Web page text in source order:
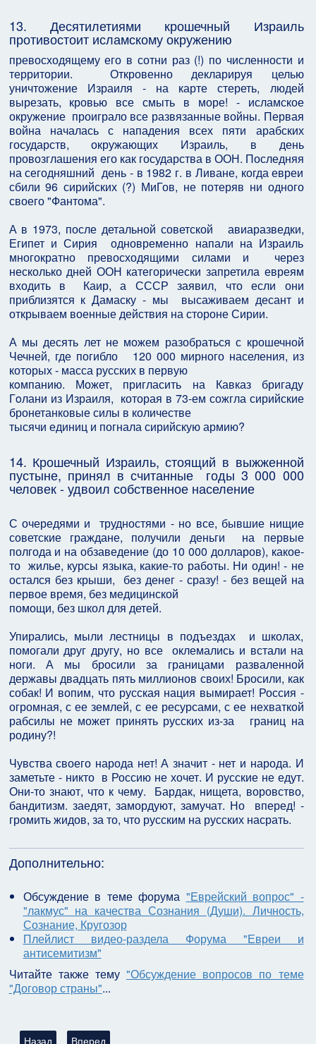
13. Десятилетиями крошечный Израиль
противостоит исламскому окружению
превосходящему его в сотни раз (!) по численности и
территории. Откровенно декларируя целью
уничтожение Израиля - на карте стереть, людей
вырезать, кровью все смыть в море! - исламское
окружение проиграло все развязанные войны. Первая
война началась с нападения всех пяти арабских
государств, окружающих Израиль, в день
провозглашения его как государства в ООН. Последняя
на сегодняшний день - в 1982 г. в Ливане, когда евреи
сбили 96 сирийских (?) МиГов, не потеряв ни одного
своего "Фантома".
А в 1973, после детальной советской авиаразведки,
Египет и Сирия одновременно напали на Израиль
многократно превосходящими силами и через
несколько дней ООН категорически запретила евреям
входить в Каир, а СССР заявил, что если они
приблизятся к Дамаску - мы высаживаем десант и
открываем военные действия на стороне Сирии.
А мы десять лет не можем разобраться с крошечной
Чечней, где погибло 120 000 мирного населения, из
которых - масса русских в первую
кoмпанию. Может, пригласить на Кавказ бригаду
Гoлани из Израиля, которая в 73-ем сожгла сирийские
бронетанковые силы в количестве
тысячи единиц и погнала сирийскую армию?
14. Крошечный Израиль, стоящий в выжженной
пустыне, принял в считанные годы 3 000 000
человек - удвоил собственное население
С очередями и трудностями - но все, бывшие нищие
советские граждане, получили деньги на первые
полгода и на обзаведение (до 10 000 долларов), какое-
то жилье, курсы языка, какие-то работы. Ни один! - не
остался без крыши, без денег - сразу! - без вещей на
первое время, без медицинской
помощи, без школ для детей.
Упирались, мыли лестницы в подъездах и школах,
помогали друг другу, но все оклемались и встали на
ноги. А мы бросили за границами разваленной
державы двадцать пять миллионов своих! Бросили, как
собак! И вопим, что русская нация вымирает! Россия -
огромная, с ее землей, с ее ресурсами, с ее нехваткой
рабсилы не может принять русских из-за границ на
родину?!
Чувства своего народа нет! А значит - нет и народа. И
заметьте - никто в Россию не хочет. И русские не едут.
Они-то знают, что к чему. Бардак, нищета, воровство,
бандитизм. заедят, замордуют, замучат. Но вперед! -
громить жидов, за то, что русским на русских насрать.
Дополнительно:
Обсуждение в теме форума "Еврейский вопрос" -
"лакмус" на качества Сознания (Души). Личность,
Сознание, Кругозор
Плейлист видео-раздела Форума "Евреи и
антисемитизм"
Читайте также тему "Обсуждение вопросов по теме
"Договор страны"...
Предыдущий: "Краткий путеводитель по Палестине для
Назад Следующий: Макс Лурье | Как Лапид UNRWA
Вперед